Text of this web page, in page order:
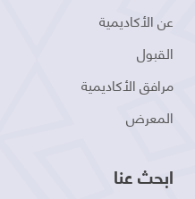
عن الأكاديمية
القبول
مرافق الأكاديمية
المعرض
ابحث عنا